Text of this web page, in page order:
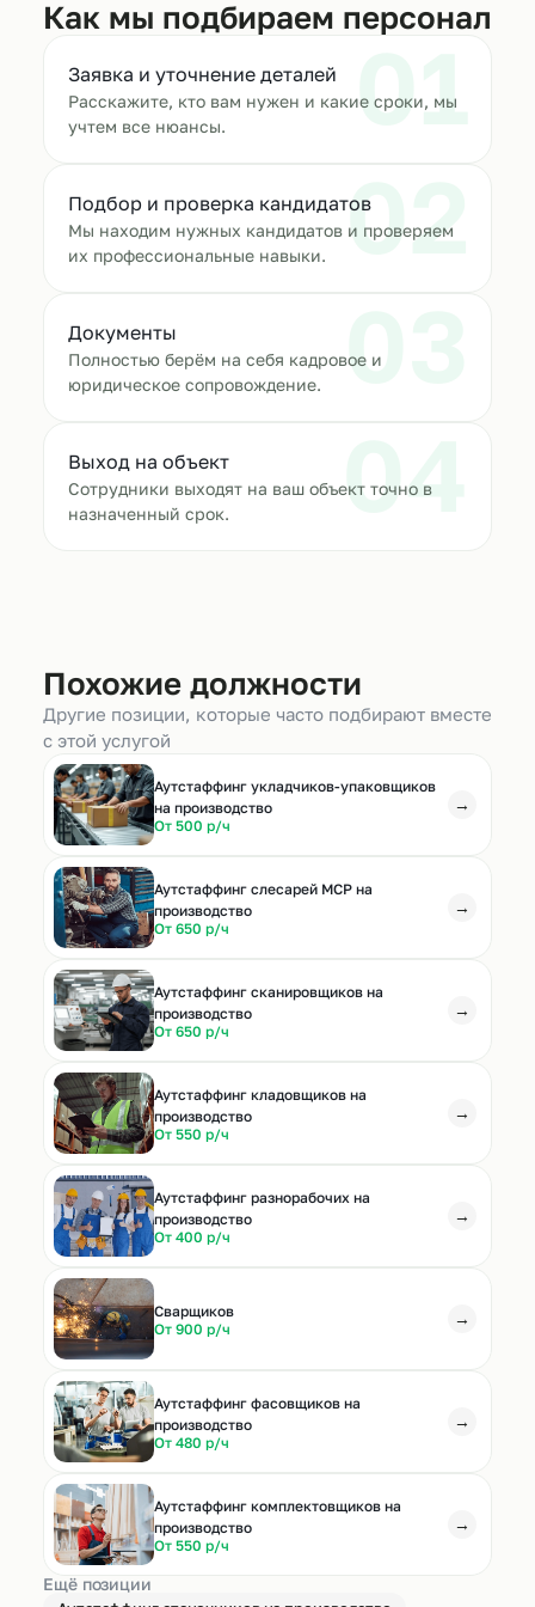
Как мы подбираем персонал
01
Заявка и уточнение деталей
Расскажите, кто вам нужен и какие сроки, мы
учтем все нюансы.
02
Подбор и проверка кандидатов
Мы находим нужных кандидатов и проверяем
их профессиональные навыки.
03
Документы
Полностью берём на себя кадровое и
юридическое сопровождение.
04
Выход на объект
Сотрудники выходят на ваш объект точно в
назначенный срок.
Похожие должности
Другие позиции, которые часто подбирают вместе
с этой услугой
Аутстаффинг укладчиков-упаковщиков
на производство
От 500 р/ч
→
Аутстаффинг слесарей МСР на
производство
От 650 р/ч
→
Аутстаффинг сканировщиков на
производство
От 650 р/ч
→
Аутстаффинг кладовщиков на
производство
От 550 р/ч
→
Аутстаффинг разнорабочих на
производство
От 400 р/ч
→
Cварщиков
От 900 р/ч
→
Аутстаффинг фасовщиков на
производство
От 480 р/ч
→
Аутстаффинг комплектовщиков на
производство
От 550 р/ч
→
Ещё позиции